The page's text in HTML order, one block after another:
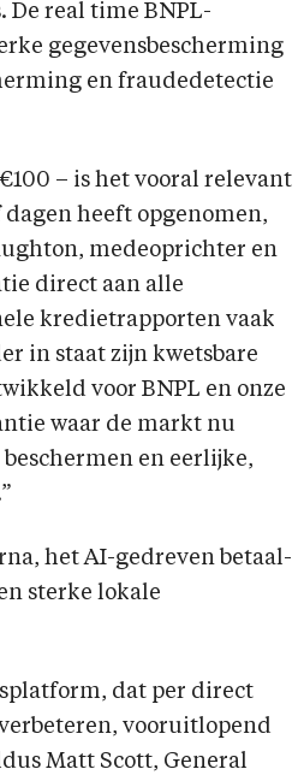
De real time BNPL-
gegevensbescherming
en fraudedetectie
– is het vooral relevant
heeft opgenomen,
medeoprichter en
direct aan alle
kredietrapporten vaak
in staat zijn kwetsbare
voor BNPL en onze
waar de markt nu
en eerlijke,
het AI-gedreven betaal-
sterke lokale
dat per direct
vooruitlopend
Matt Scott, General